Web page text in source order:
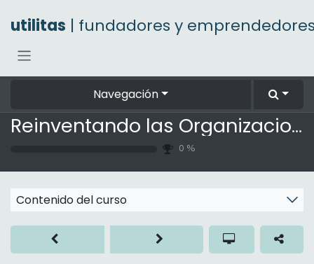
utilitas | fundadores y
Navegación
Reinventando las Organizaciones
0 %
Contenido del curso